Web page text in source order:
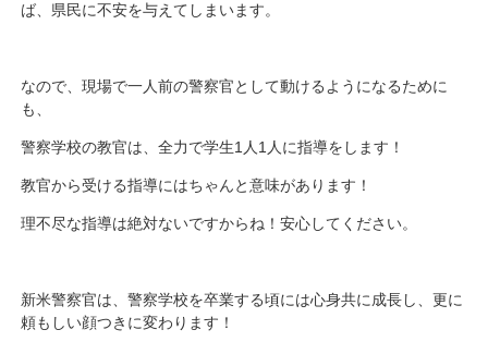
ば、県民に不安を与えてしまいます。
なので、現場で一人前の警察官として動けるようになるために
も、
警察学校の教官は、全力で学生1人1人に指導をします！
教官から受ける指導にはちゃんと意味があります！
理不尽な指導は絶対ないですからね！安心してください。
新米警察官は、警察学校を卒業する頃には心身共に成長し、更に
頼もしい顔つきに変わります！